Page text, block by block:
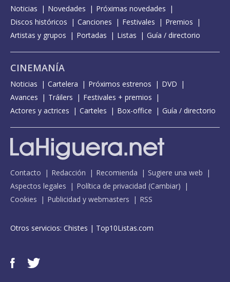
Noticias Novedades
Próximas novedades
Discos históricos
Canciones Festivales
Premios
Artistas y grupos
Portadas Listas Guía / directorio
CINEMANÍA
Noticias Cartelera Próximos estrenos
DVD
Avances
Tráilers
Festivales + premios
Actores y actrices
Carteles Box-office Guía / directorio
Contacto Redacción Recomienda
Sugiere una web
Aspectos legales
Política de privacidad (Cambiar)
Cookies
Publicidad y webmasters RSS
Otros servicios: Chistes | Top10Listas.com